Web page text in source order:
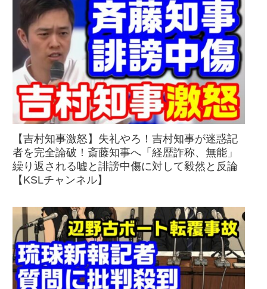
【吉村知事激怒】失礼やろ！吉村知事が迷惑記
者を完全論破！斎藤知事へ「経歴詐称、無能」
繰り返される嘘と誹謗中傷に対して毅然と反論
【KSLチャンネル】